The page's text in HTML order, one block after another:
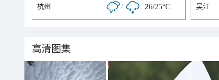
杭州 / 26/25°C 吴江
高清图集